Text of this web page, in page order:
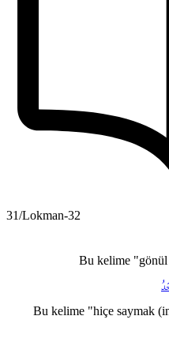
31/Lokman-32
Bu kelime "gönül
Bu kelime "hiçe saymak